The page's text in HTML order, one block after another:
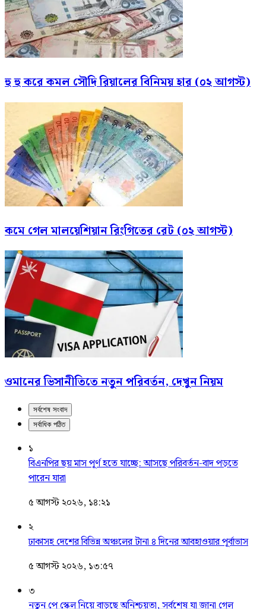
হু হু করে কমল সৌদি রিয়ালের বিনিময় হার (০২ আগস্ট)
কমে গেল মালয়েশিয়ান রিংগিতের রেট (০২ আগস্ট)
ওমানের ভিসানীতিতে নতুন পরিবর্তন, দেখুন নিয়ম
সর্বশেষ সংবাদ
সর্বাধিক পঠিত
১
বিএনপির ছয় মাস পূর্ণ হতে যাচ্ছে: আসছে পরিবর্তন-বাদ পড়তে
পারেন যারা
৫ আগস্ট ২০২৬, ১৪:২১
২
ঢাকাসহ দেশের বিভিন্ন অঞ্চলের টানা ৪ দিনের আবহাওয়ার পূর্বাভাস
৫ আগস্ট ২০২৬, ১৩:৫৭
৩
নতুন পে স্কেল নিয়ে বাড়ছে অনিশ্চয়তা, সর্বশেষ যা জানা গেল